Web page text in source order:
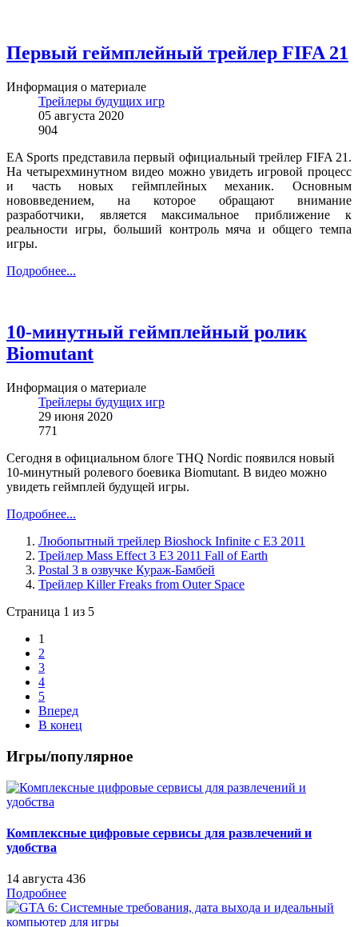
Первый геймплейный трейлер FIFA 21
Информация о материале
Трейлеры будущих игр
05 августа 2020
904
EA Sports представила первый официальный трейлер FIFA 21.
На четырехминутном видео можно увидеть игровой процесс
и часть новых геймплейных механик. Основным
нововведением, на которое обращают внимание
разработчики, является максимальное приближение к
реальности игры, больший контроль мяча и общего темпа
игры.
Подробнее...
10-минутный геймплейный ролик
Biomutant
Информация о материале
Трейлеры будущих игр
29 июня 2020
771
Сегодня в официальном блоге THQ Nordic появился новый
10-минутный ролевого боевика Biomutant. В видео можно
увидеть геймплей будущей игры.
Подробнее...
Любопытный трейлер Bioshock Infinite с Е3 2011
Трейлер Mass Effect 3 E3 2011 Fall of Earth
Postal 3 в озвучке Кураж-Бамбей
Трейлер Killer Freaks from Outer Space
Страница 1 из 5
1
2
3
4
5
Вперед
В конец
Игры/популярное
Комплексные цифровые сервисы для развлечений и
удобства
14 августа 436
Подробнее